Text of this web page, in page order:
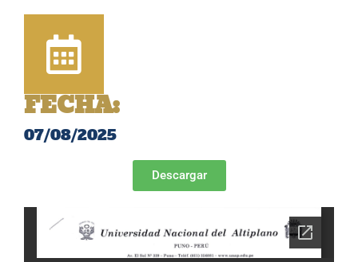
FECHA:
07/08/2025
Descargar